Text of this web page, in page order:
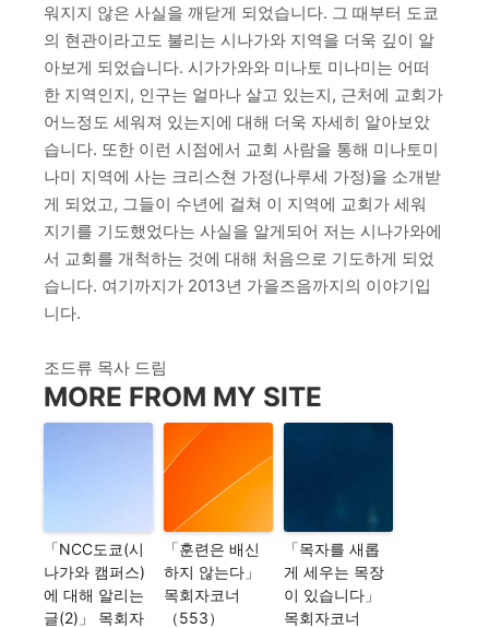
워지지 않은 사실을 깨닫게 되었습니다. 그 때부터 도쿄
의 현관이라고도 불리는 시나가와 지역을 더욱 깊이 알
아보게 되었습니다. 시가가와와 미나토 미나미는 어떠
한 지역인지, 인구는 얼마나 살고 있는지, 근처에 교회가
어느정도 세워져 있는지에 대해 더욱 자세히 알아보았
습니다. 또한 이런 시점에서 교회 사람을 통해 미나토미
나미 지역에 사는 크리스쳔 가정(나루세 가정)을 소개받
게 되었고, 그들이 수년에 걸쳐 이 지역에 교회가 세워
지기를 기도했었다는 사실을 알게되어 저는 시나가와에
서 교회를 개척하는 것에 대해 처음으로 기도하게 되었
습니다. 여기까지가 2013년 가을즈음까지의 이야기입
니다.
조드류 목사 드림
MORE FROM MY SITE
「NCC도쿄(시
나가와 캠퍼스)
에 대해 알리는
글(2)」 목회자
「훈련은 배신
하지 않는다」
목회자코너
（553）
「목자를 새롭
게 세우는 목장
이 있습니다」
목회자코너